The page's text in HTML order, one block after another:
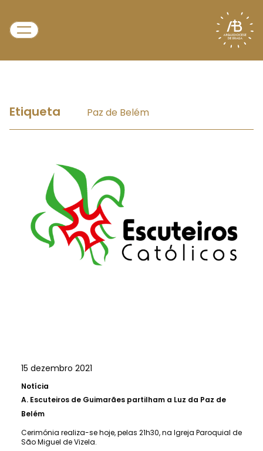
Etiqueta Paz de Belém
15 dezembro 2021
Notícia
A. Escuteiros de Guimarães partilham a Luz da Paz de
Belém
Cerimónia realiza-se hoje, pelas 21h30, na Igreja Paroquial de
São Miguel de Vizela.